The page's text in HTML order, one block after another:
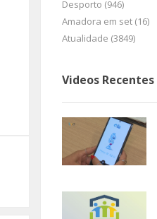
Desporto (946)
Amadora em set (16)
Atualidade (3849)
Videos Recentes